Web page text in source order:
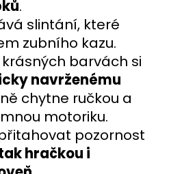
.
slintání, které
zubního kazu.
barvách si
navrženému
chytne ručkou a
motoriku.
pozornost
hračkou i